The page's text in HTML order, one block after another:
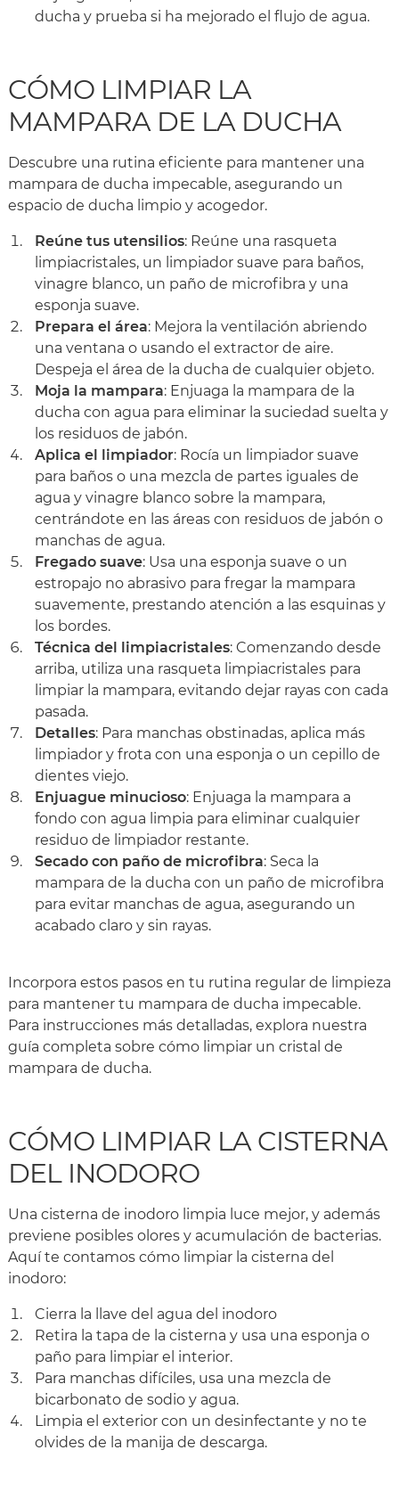
ducha y prueba si ha mejorado el flujo de agua.
CÓMO LIMPIAR LA
MAMPARA DE LA DUCHA
Descubre una rutina eficiente para mantener una
mampara de ducha impecable, asegurando un
espacio de ducha limpio y acogedor.
Reúne tus utensilios: Reúne una rasqueta
limpiacristales, un limpiador suave para baños,
vinagre blanco, un paño de microfibra y una
esponja suave.
Prepara el área: Mejora la ventilación abriendo
una ventana o usando el extractor de aire.
Despeja el área de la ducha de cualquier objeto.
Moja la mampara: Enjuaga la mampara de la
ducha con agua para eliminar la suciedad suelta y
los residuos de jabón.
Aplica el limpiador: Rocía un limpiador suave
para baños o una mezcla de partes iguales de
agua y vinagre blanco sobre la mampara,
centrándote en las áreas con residuos de jabón o
manchas de agua.
Fregado suave: Usa una esponja suave o un
estropajo no abrasivo para fregar la mampara
suavemente, prestando atención a las esquinas y
los bordes.
Técnica del limpiacristales: Comenzando desde
arriba, utiliza una rasqueta limpiacristales para
limpiar la mampara, evitando dejar rayas con cada
pasada.
Detalles: Para manchas obstinadas, aplica más
limpiador y frota con una esponja o un cepillo de
dientes viejo.
Enjuague minucioso: Enjuaga la mampara a
fondo con agua limpia para eliminar cualquier
residuo de limpiador restante.
Secado con paño de microfibra: Seca la
mampara de la ducha con un paño de microfibra
para evitar manchas de agua, asegurando un
acabado claro y sin rayas.
Incorpora estos pasos en tu rutina regular de limpieza
para mantener tu mampara de ducha impecable.
Para instrucciones más detalladas, explora nuestra
guía completa sobre cómo limpiar un cristal de
mampara de ducha.
CÓMO LIMPIAR LA CISTERNA
DEL INODORO
Una cisterna de inodoro limpia luce mejor, y además
previene posibles olores y acumulación de bacterias.
Aquí te contamos cómo limpiar la cisterna del
inodoro:
Cierra la llave del agua del inodoro
Retira la tapa de la cisterna y usa una esponja o
paño para limpiar el interior.
Para manchas difíciles, usa una mezcla de
bicarbonato de sodio y agua.
Limpia el exterior con un desinfectante y no te
olvides de la manija de descarga.